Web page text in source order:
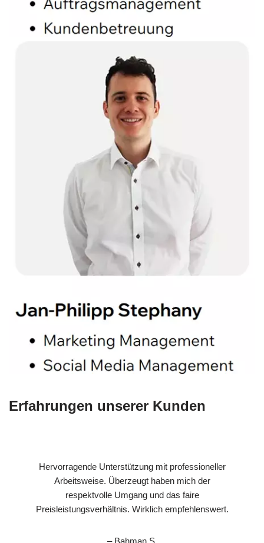
Erfahrungen unserer Kunden
Hervorragende Unterstützung mit professioneller
Arbeitsweise. Überzeugt haben mich der
respektvolle Umgang und das faire
Preisleistungsverhältnis. Wirklich empfehlenswert.